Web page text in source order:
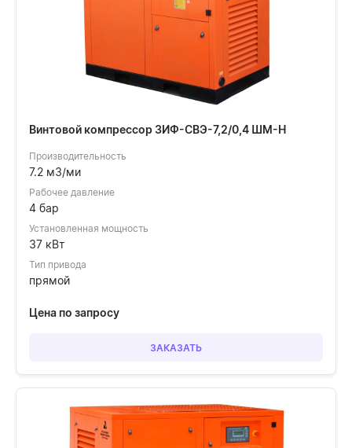
Винтовой компрессор ЗИФ-СВЭ-7,2/0,4 ШМ-Н
Производительность
7.2 м3/ми
Рабочее давление
4 бар
Установленная мощность
37 кВт
Тип привода
прямой
Цена по запросу
ЗАКАЗАТЬ